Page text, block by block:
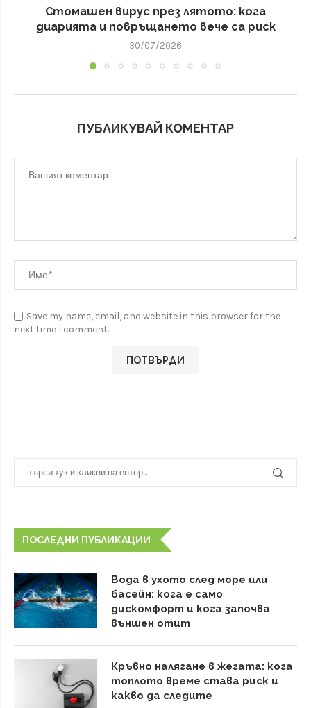
Стомашен вирус през лятото: кога
диарията и повръщането вече са риск
30/07/2026
ПУБЛИКУВАЙ КОМЕНТАР
Save my name, email, and website in this browser for the
next time I comment.
ПОСЛЕДНИ ПУБЛИКАЦИИ
Вода в ухото след море или
басейн: кога е само
дискомфорт и кога започва
външен отит
Кръвно налягане в жегата: кога
топлото време става риск и
какво да следите